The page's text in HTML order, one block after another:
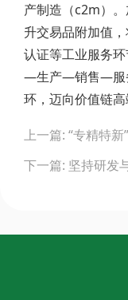
产制造（c2m）
升交易品附加值
认证等工业服务
—生产—销售—服
环，迈向价值链高
navigation
下一篇: 坚持研发